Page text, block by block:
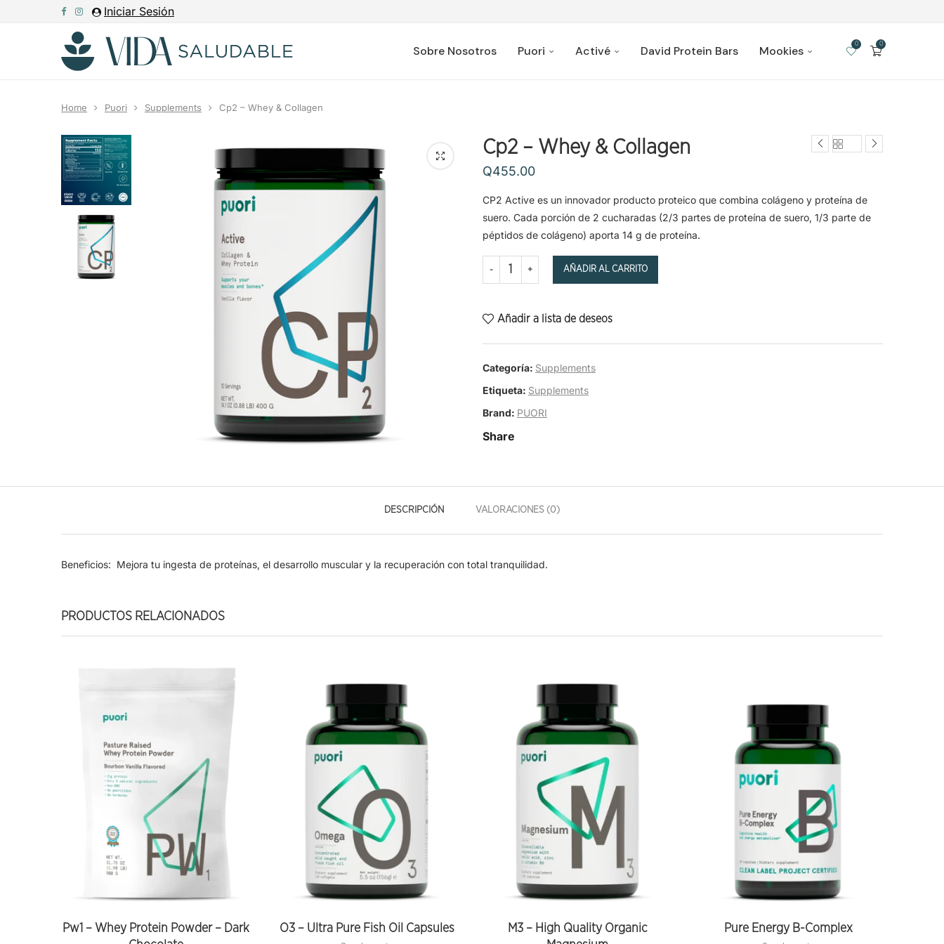
Iniciar Sesión
Sobre Nosotros Puori Activé David Protein Bars Mookies 0
0
Home Puori Supplements Cp2 – Whey & Collagen
Cp2 – Whey & Collagen
Q455.00
CP2 Active es un innovador producto proteico que combina colágeno y proteína de
suero. Cada porción de 2 cucharadas (2/3 partes de proteína de suero, 1/3 parte de
péptidos de colágeno) aporta 14 g de proteína.
AÑADIR AL CARRITO
Añadir a lista de deseos
Categoría: Supplements
Etiqueta: Supplements
Brand: PUORI
Share
DESCRIPCIÓN VALORACIONES (0)
Beneficios: Mejora tu ingesta de proteínas, el desarrollo muscular y la recuperación con total tranquilidad.
PRODUCTOS RELACIONADOS
Pw1 – Whey Protein Powder – Dark
O3 – Ultra Pure Fish Oil Capsules
M3 – High Quality Organic
Pure Energy B-Complex